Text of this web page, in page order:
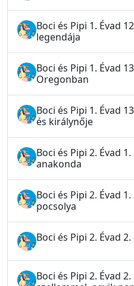
Boci és Pipi 1. Évad
legendája
Boci és Pipi 1. Évad
Oregonban
Boci és Pipi 1. Évad
és királynője
Boci és Pipi 2. Évad
anakonda
Boci és Pipi 2. Évad
pocsolya
Boci és Pipi 2. Évad
Boci és Pipi 2. Évad